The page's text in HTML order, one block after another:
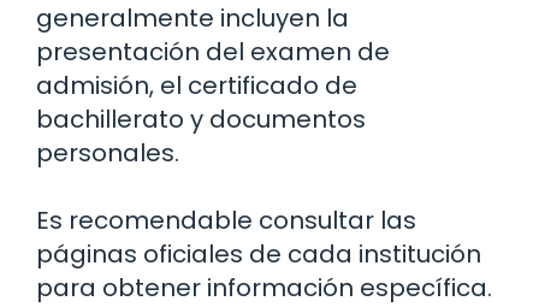
generalmente incluyen la
presentación del examen de
admisión, el certificado de
bachillerato y documentos
personales.
Es recomendable consultar las
páginas oficiales de cada institución
para obtener información específica.